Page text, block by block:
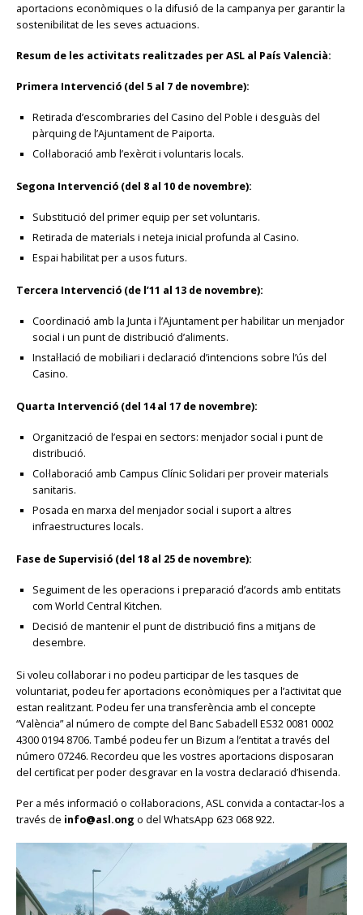
aportacions econòmiques o la difusió de la campanya per garantir la
sostenibilitat de les seves actuacions.
Resum de les activitats realitzades per ASL al País Valencià:
Primera Intervenció (del 5 al 7 de novembre):
Retirada d’escombraries del Casino del Poble i desguàs del
pàrquing de l’Ajuntament de Paiporta.
Col·laboració amb l’exèrcit i voluntaris locals.
Segona Intervenció (del 8 al 10 de novembre):
Substitució del primer equip per set voluntaris.
Retirada de materials i neteja inicial profunda al Casino.
Espai habilitat per a usos futurs.
Tercera Intervenció (de l’11 al 13 de novembre):
Coordinació amb la Junta i l’Ajuntament per habilitar un menjador
social i un punt de distribució d’aliments.
Instal·lació de mobiliari i declaració d’intencions sobre l’ús del
Casino.
Quarta Intervenció (del 14 al 17 de novembre):
Organització de l’espai en sectors: menjador social i punt de
distribució.
Col·laboració amb Campus Clínic Solidari per proveir materials
sanitaris.
Posada en marxa del menjador social i suport a altres
infraestructures locals.
Fase de Supervisió (del 18 al 25 de novembre):
Seguiment de les operacions i preparació d’acords amb entitats
com World Central Kitchen.
Decisió de mantenir el punt de distribució fins a mitjans de
desembre.
Si voleu col·laborar i no podeu participar de les tasques de
voluntariat, podeu fer aportacions econòmiques per a l’activitat que
estan realitzant. Podeu fer una transferència amb el concepte
“València” al número de compte del Banc Sabadell ES32 0081 0002
4300 0194 8706. També podeu fer un Bizum a l’entitat a través del
número 07246. Recordeu que les vostres aportacions disposaran
del certificat per poder desgravar en la vostra declaració d’hisenda.
Per a més informació o col·laboracions, ASL convida a contactar-los a
través de info@asl.ong o del WhatsApp 623 068 922.